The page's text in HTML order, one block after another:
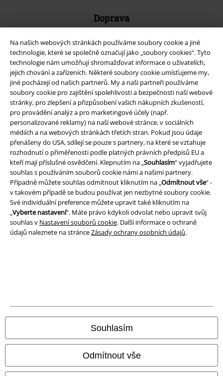
Na našich webových stránkách používáme soubory cookie a jiné
technologie, které se společně označují jako „soubory cookies“. Tyto
technologie nám umožňují shromažďovat informace o uživatelích,
jejich chování a zařízeních. Některé soubory cookie umísťujeme my,
jiné pocházejí od našich partnerů. My a naši partneři používáme
soubory cookie pro zajištění spolehlivosti a bezpečnosti naší webové
stránky, pro zlepšení a přizpůsobení vašich nákupních zkušeností,
pro provádění analýz a pro marketingové účely (např.
personalizované reklamy) na naší webové stránce, v sociálních
médiích a na webových stránkách třetích stran. Pokud jsou údaje
přenášeny do USA, sdílejí se pouze s partnery, na které se vztahuje
rozhodnutí o přiměřenosti podle platných právních předpisů EU a
kteří mají příslušné osvědčení. Klepnutím na „Souhlasím“ vyjadřujete
souhlas s používáním souborů cookie námi a našimi partnery.
Případně můžete souhlas odmítnout kliknutím na „Odmítnout vše“ -
v takovém případě se budou používat jen nezbytné soubory cookie.
Své individuální preference můžete upravit také kliknutím na
„Vyberte nastavení“. Máte právo kdykoli odvolat nebo upravit svůj
souhlas v Nastavení souborů cookie. Další informace o ochraně
údajů naleznete na stránceZásady ochrany osobních údajů.
Souhlasím
Odmítnout vše
Doprava
Balíkovna Balík Do ruky
EMP aplikaci
Stáhněte si novou EMP aplikaci zdarma a využijte všechny nové
funkce a výhody!
A Warner Music Group Company
Právní informace
Podmínky